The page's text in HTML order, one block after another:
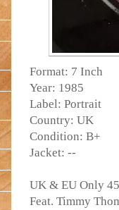
Format: 7 Inch
Year: 1985
Label: Portrait
Country: UK
Condition: B+
Jacket: --
UK & EU Only
Feat. Timmy